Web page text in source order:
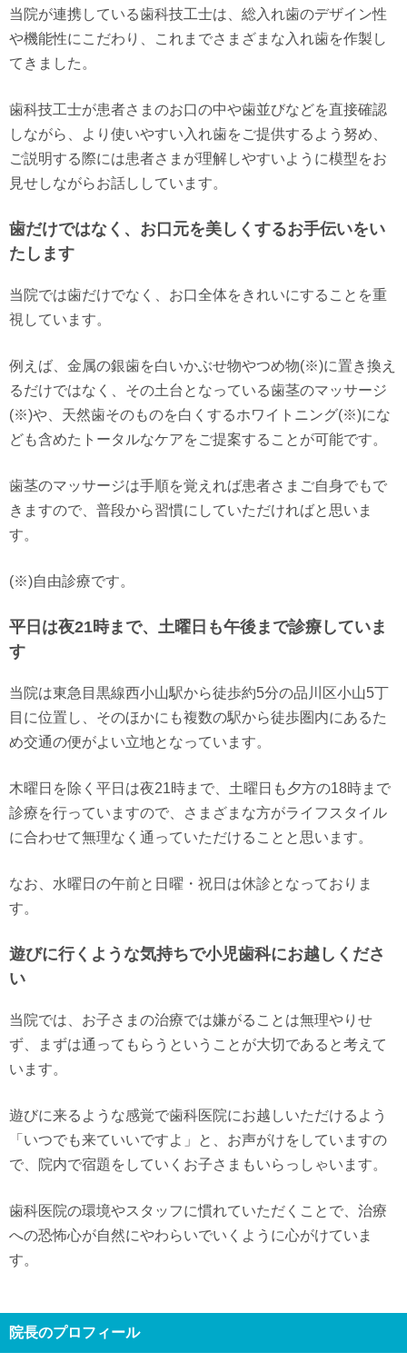
当院が連携している歯科技工士は、総入れ歯のデザイン性
や機能性にこだわり、これまでさまざまな入れ歯を作製し
てきました。
歯科技工士が患者さまのお口の中や歯並びなどを直接確認
しながら、より使いやすい入れ歯をご提供するよう努め、
ご説明する際には患者さまが理解しやすいように模型をお
見せしながらお話ししています。
歯だけではなく、お口元を美しくするお手伝いをい
たします
当院では歯だけでなく、お口全体をきれいにすることを重
視しています。
例えば、金属の銀歯を白いかぶせ物やつめ物(※)に置き換え
るだけではなく、その土台となっている歯茎のマッサージ
(※)や、天然歯そのものを白くするホワイトニング(※)にな
ども含めたトータルなケアをご提案することが可能です。
歯茎のマッサージは手順を覚えれば患者さまご自身でもで
きますので、普段から習慣にしていただければと思いま
す。
(※)自由診療です。
平日は夜21時まで、土曜日も午後まで診療していま
す
当院は東急目黒線西小山駅から徒歩約5分の品川区小山5丁
目に位置し、そのほかにも複数の駅から徒歩圏内にあるた
め交通の便がよい立地となっています。
木曜日を除く平日は夜21時まで、土曜日も夕方の18時まで
診療を行っていますので、さまざまな方がライフスタイル
に合わせて無理なく通っていただけることと思います。
なお、水曜日の午前と日曜・祝日は休診となっておりま
す。
遊びに行くような気持ちで小児歯科にお越しくださ
い
当院では、お子さまの治療では嫌がることは無理やりせ
ず、まずは通ってもらうということが大切であると考えて
います。
遊びに来るような感覚で歯科医院にお越しいただけるよう
「いつでも来ていいですよ」と、お声がけをしていますの
で、院内で宿題をしていくお子さまもいらっしゃいます。
歯科医院の環境やスタッフに慣れていただくことで、治療
への恐怖心が自然にやわらいでいくように心がけていま
す。
院長のプロフィール